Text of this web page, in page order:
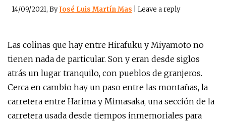
14/09/2021, ByJosé Luis Martín Mas Leave a reply
Las colinas que hay entre Hirafuku y Miyamoto no
tienen nada de particular. Son y eran desde siglos
atrás un lugar tranquilo, con pueblos de granjeros.
Cerca en cambio hay un paso entre las montañas, la
carretera entre Harima y Mimasaka, una sección de la
carretera usada desde tiempos inmemoriales para